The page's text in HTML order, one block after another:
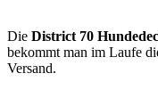
Die District 70
bekommt man im Laufe
Versand.